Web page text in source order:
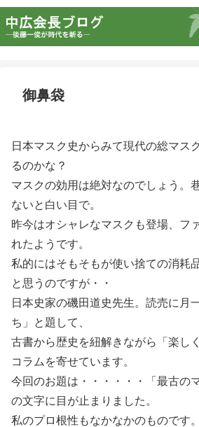
御鼻袋
日本マスク史からみて現代の総マス
るのかな？
マスクの効用は絶対なのでしょう。
ないと白い目で。
昨今はオシャレなマスクも登場、フ
れたようです。
私的にはそもそもが使い捨ての消耗
と思うのですが・・
日本史家の磯田道史先生。読売に月
ち」と題して、
古書から歴史を紐解きながら「楽し
コラムを寄せています。
今回のお題は・・・・・・「最古の
の文字に目が止まりました。
私のプロ根性もなかなかのものです。